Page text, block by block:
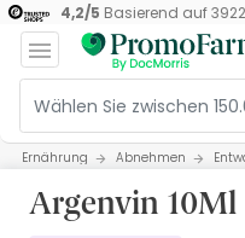
4,2/5 Basierend auf
Ernährung Abnehmen
Argenvin 10Ml